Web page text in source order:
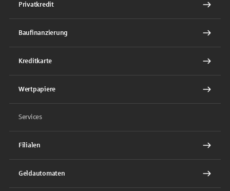
Privatkredit
Baufinanzierung
Kreditkarte
Wertpapiere
Services
Filialen
Geldautomaten